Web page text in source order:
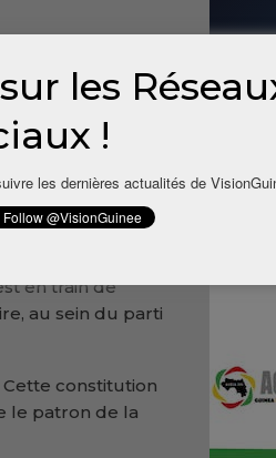
en train de
au sein du parti
Cette constitution
le patron de la
les
!
les dernières actualités de